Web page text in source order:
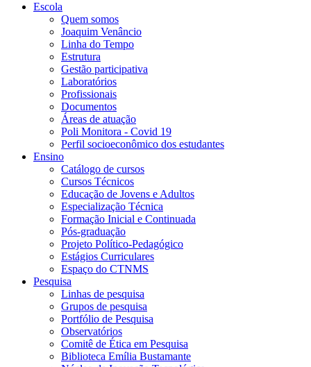
Escola
Quem somos
Joaquim Venâncio
Linha do Tempo
Estrutura
Gestão participativa
Laboratórios
Profissionais
Documentos
Áreas de atuação
Poli Monitora - Covid 19
Perfil socioeconômico dos estudantes
Ensino
Catálogo de cursos
Cursos Técnicos
Educação de Jovens e Adultos
Especialização Técnica
Formação Inicial e Continuada
Pós-graduação
Projeto Político-Pedagógico
Estágios Curriculares
Espaço do CTNMS
Pesquisa
Linhas de pesquisa
Grupos de pesquisa
Portfólio de Pesquisa
Observatórios
Comitê de Ética em Pesquisa
Biblioteca Emília Bustamante